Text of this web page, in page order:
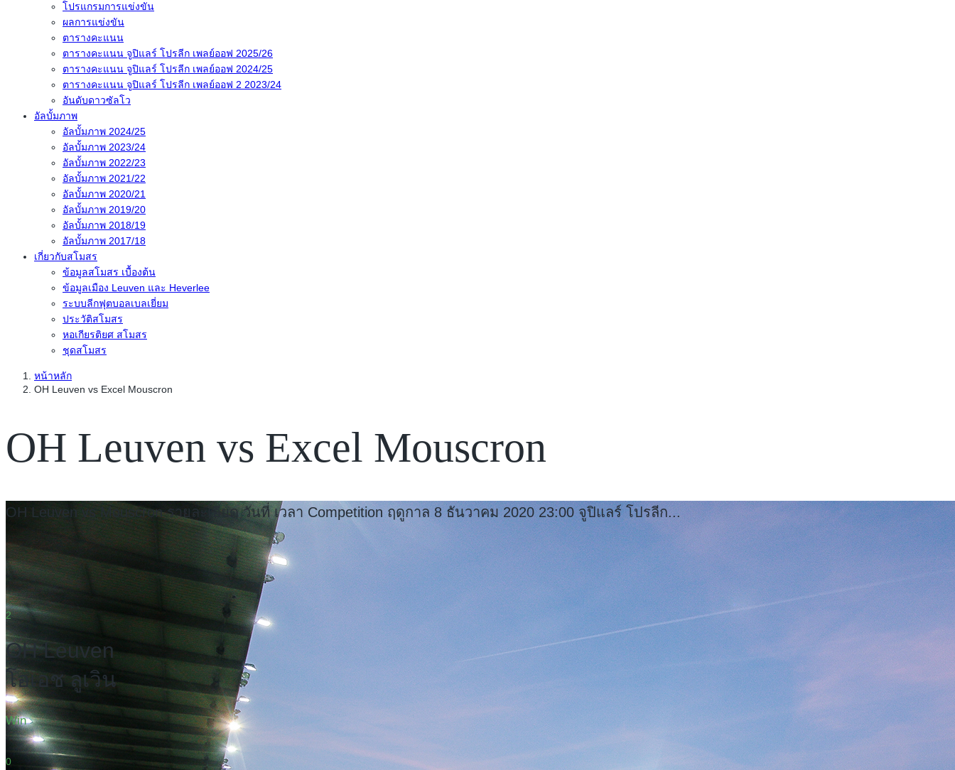
โปรแกรมการแข่งขัน
ผลการแข่งขัน
ตารางคะแนน
ตารางคะแนน จูปิแลร์ โปรลีก เพลย์ออฟ 2025/26
ตารางคะแนน จูปิแลร์ โปรลีก เพลย์ออฟ 2024/25
ตารางคะแนน จูปิแลร์ โปรลีก เพลย์ออฟ 2 2023/24
อันดับดาวซัลโว
อัลบั้มภาพ
อัลบั้มภาพ 2024/25
อัลบั้มภาพ 2023/24
อัลบั้มภาพ 2022/23
อัลบั้มภาพ 2021/22
อัลบั้มภาพ 2020/21
อัลบั้มภาพ 2019/20
อัลบั้มภาพ 2018/19
อัลบั้มภาพ 2017/18
เกี่ยวกับสโมสร
ข้อมูลสโมสร เบื้องต้น
ข้อมูลเมือง Leuven และ Heverlee
ระบบลีกฟุตบอลเบลเยี่ยม
ประวัติสโมสร
หอเกียรติยศ สโมสร
ชุดสโมสร
หน้าหลัก
OH Leuven vs Excel Mouscron
OH Leuven vs Excel Mouscron
OH Leuven vs Mouscron รายละเอียด วันที่ เวลา Competition ฤดูกาล 8 ธันวาคม 2020 23:00 จูปิแลร์ โปรลีก...
2
OH Leuven
โอเอช ลูเวิน
Win
0